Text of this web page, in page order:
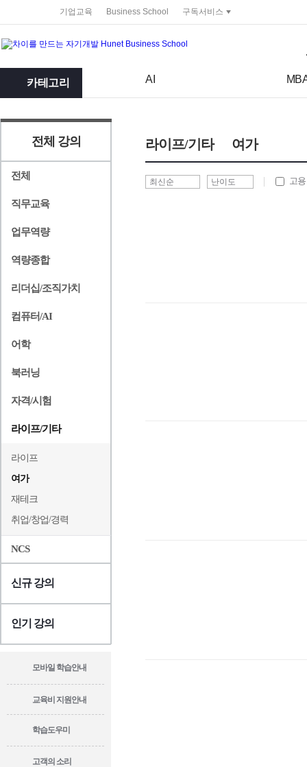
기업교육 Business School 구독서비스
카테고리 AI
전체 강의
전체
직무교육
업무역량
역량종합
리더십/조직가치
컴퓨터/AI
어학
북러닝
자격/시험
라이프/기타
라이프
여가
재테크
취업/창업/경력
NCS
신규 강의
인기 강의
모바일 학습안내
교육비 지원안내
학습도우미
고객의 소리
라이프/기타 여가
고